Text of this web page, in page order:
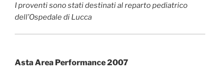
I proventi sono stati destinati al reparto pediatrico
dell’Ospedale di Lucca
Asta Area Performance 2007